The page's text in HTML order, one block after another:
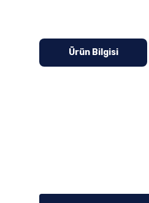
Ürün Bilgisi